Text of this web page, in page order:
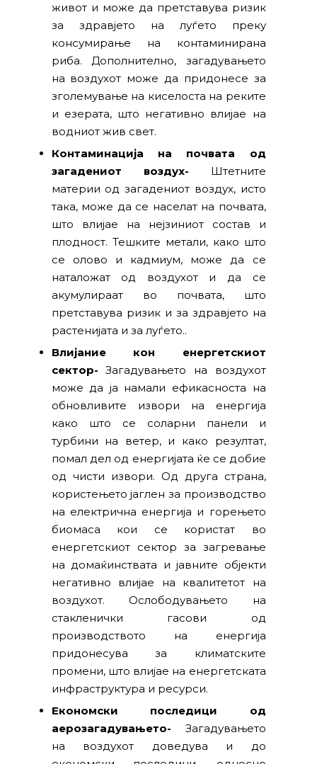
живот и може да претставува ризик
за здравјето на луѓето преку
консумирање на контаминирана
риба. Дополнително, загадувањето
на воздухот може да придонесе за
зголемување на киселоста на реките
и езерата, што негативно влијае на
водниот жив свет.
Контаминација на почвата од
загадениот воздух- Штетните
материи од загадениот воздух, исто
така, може да се населат на почвата,
што влијае на нејзиниот состав и
плодност. Тешките метали, како што
се олово и кадмиум, може да се
наталожат од воздухот и да се
акумулираат во почвата, што
претставува ризик и за здравјето на
растенијата и за луѓето..
Влијание кон енергетскиот
сектор- Загадувањето на воздухот
може да ја намали ефикасноста на
обновливите извори на енергија
како што се соларни панели и
турбини на ветер, и како резултат,
помал дел од енергијата ќе се добие
од чисти извори. Од друга страна,
користењето јаглен за производство
на електрична енергија и горењето
биомаса кои се користат во
енергетскиот сектор за загревање
на домаќинствата и јавните објекти
негативно влијае на квалитетот на
воздухот. Ослободувањето на
стакленички гасови од
производството на енергија
придонесува за климатските
промени, што влијае на енергетската
инфраструктура и ресурси.
Економски последици од
аерозагадувањето- Загадувањето
на воздухот доведува и до